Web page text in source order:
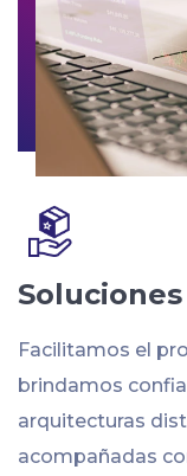
Facilitamos el
brindamos
arquitecturas
acompañadas